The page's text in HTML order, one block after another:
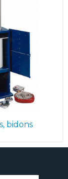
bidons